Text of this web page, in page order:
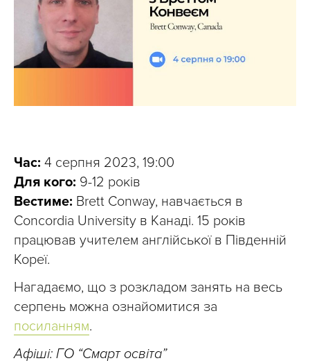
Час: 4 серпня 2023, 19:00
Для кого: 9-12 років
Вестиме: Brett Conway, навчається в
Concordia University в Канаді. 15 років
працював учителем англійської в Південній
Кореї.
Нагадаємо, що з розкладом занять на весь
серпень можна ознайомитися за
посиланням.
Афіші: ГО “Смарт освіта”